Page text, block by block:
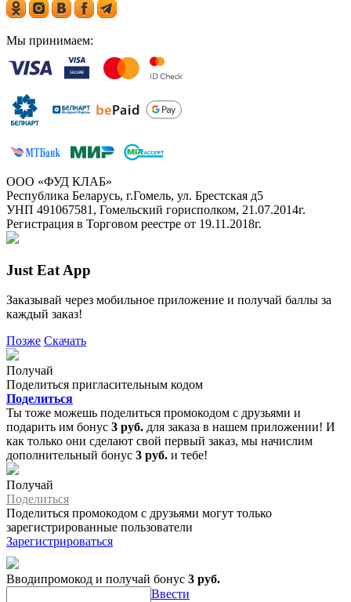
Мы принимаем:
ООО «ФУД КЛАБ»
Республика Беларусь, г.Гомель, ул. Брестская д5
УНП 491067581, Гомельский горисполком, 21.07.2014г.
Регистрация в Торговом реестре от 19.11.2018г.
Just Eat App
Заказывай через мобильное приложение и получай баллы за
каждый заказ!
Позже Скачать
Получай
Поделиться пригласительным кодом
Поделиться
Ты тоже можешь поделиться промокодом с друзьями и
подарить им бонус 3 руб. для заказа в нашем приложении! И
как только они сделают свой первый заказ, мы начислим
дополнительный бонус 3 руб. и тебе!
Получай
Поделиться
Поделиться промокодом с друзьями могут только
зарегистрированные пользователи
Зарегистрироваться
Вводипромокод и получай бонус 3 руб.
Ввести